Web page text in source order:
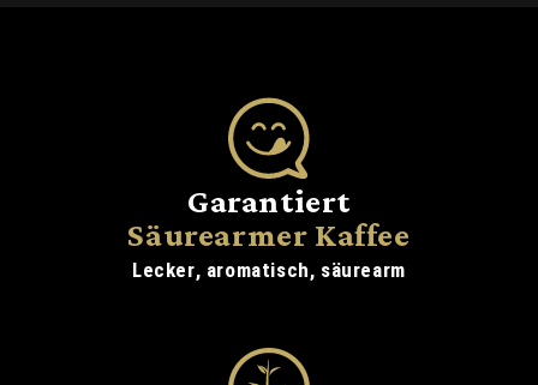
Garantiert
Säurearmer Kaffee
Lecker, aromatisch, säurearm